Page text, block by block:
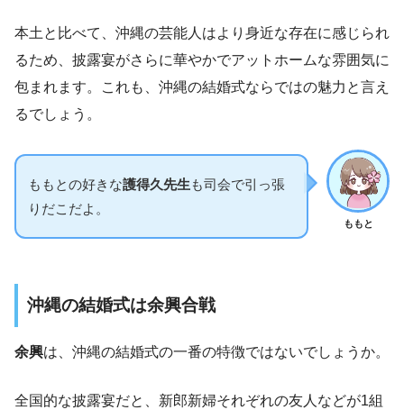
本土と比べて、沖縄の芸能人はより身近な存在に感じられ
るため、披露宴がさらに華やかでアットホームな雰囲気に
包まれます。これも、沖縄の結婚式ならではの魅力と言え
るでしょう。
ももと
ももとの好きな護得久先生 も司会で引っ張
りだこだよ。
沖縄の結婚式は余興合戦
余興は、沖縄の結婚式の一番の特徴ではないでしょうか。
全国的な披露宴だと、新郎新婦それぞれの友人などが1組